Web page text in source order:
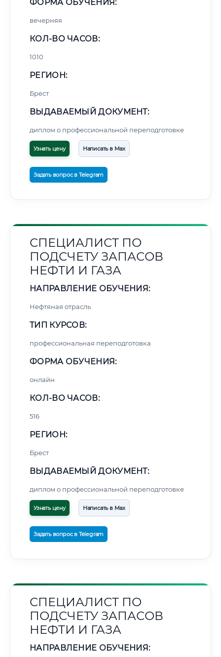
ФОРМА ОБУЧЕНИЯ:
вечерняя
КОЛ-ВО ЧАСОВ:
1010
РЕГИОН:
Брест
ВЫДАВАЕМЫЙ ДОКУМЕНТ:
диплом о профессиональной переподготовке
Узнать цену Написать в Max
Задать вопрос в Telegram
СПЕЦИАЛИСТ ПО
ПОДСЧЕТУ ЗАПАСОВ
НЕФТИ И ГАЗА
НАПРАВЛЕНИЕ ОБУЧЕНИЯ:
Нефтяная отрасль
ТИП КУРСОВ:
профессиональная переподготовка
ФОРМА ОБУЧЕНИЯ:
онлайн
КОЛ-ВО ЧАСОВ:
516
РЕГИОН:
Брест
ВЫДАВАЕМЫЙ ДОКУМЕНТ:
диплом о профессиональной переподготовке
Узнать цену Написать в Max
Задать вопрос в Telegram
СПЕЦИАЛИСТ ПО
ПОДСЧЕТУ ЗАПАСОВ
НЕФТИ И ГАЗА
НАПРАВЛЕНИЕ ОБУЧЕНИЯ: